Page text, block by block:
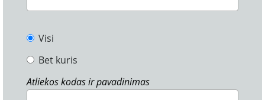
Visi
Bet kuris
Atliekos kodas ir pavadinimas